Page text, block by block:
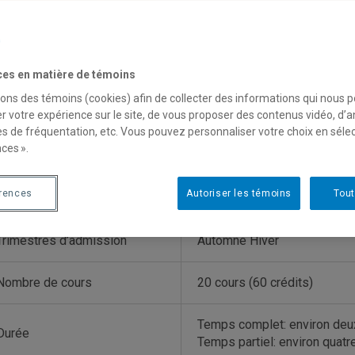
et cours de
en anglais et culture
d’admission Automne Hiver
de cours 20 cours (60 crédits)
Temps complet: environ
Temps partiel: environ
en matière de témoins
des témoins (cookies) afin de collecter des informations qui nous
votre expérience sur le site, de vous proposer des contenus vidéo,
de fréquentation, etc. Vous pouvez personnaliser votre choix en
».
Autoriser les témoins